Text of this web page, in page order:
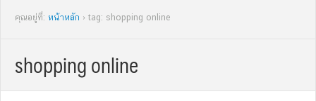
คุณอยู่ที่: หน้าหลัก › tag: shopping online
shopping online